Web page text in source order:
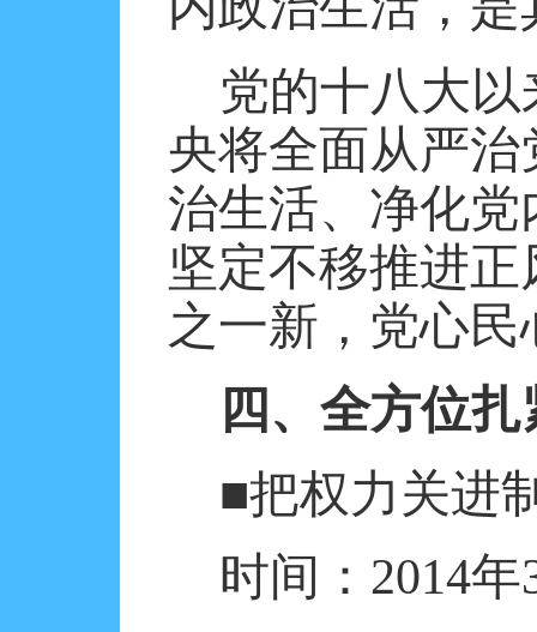
党的十八大
央将全面从严
治生活、净化
坚定不移推进
之一新，党心
四、全方位
■把权力关进
时间： 2014年